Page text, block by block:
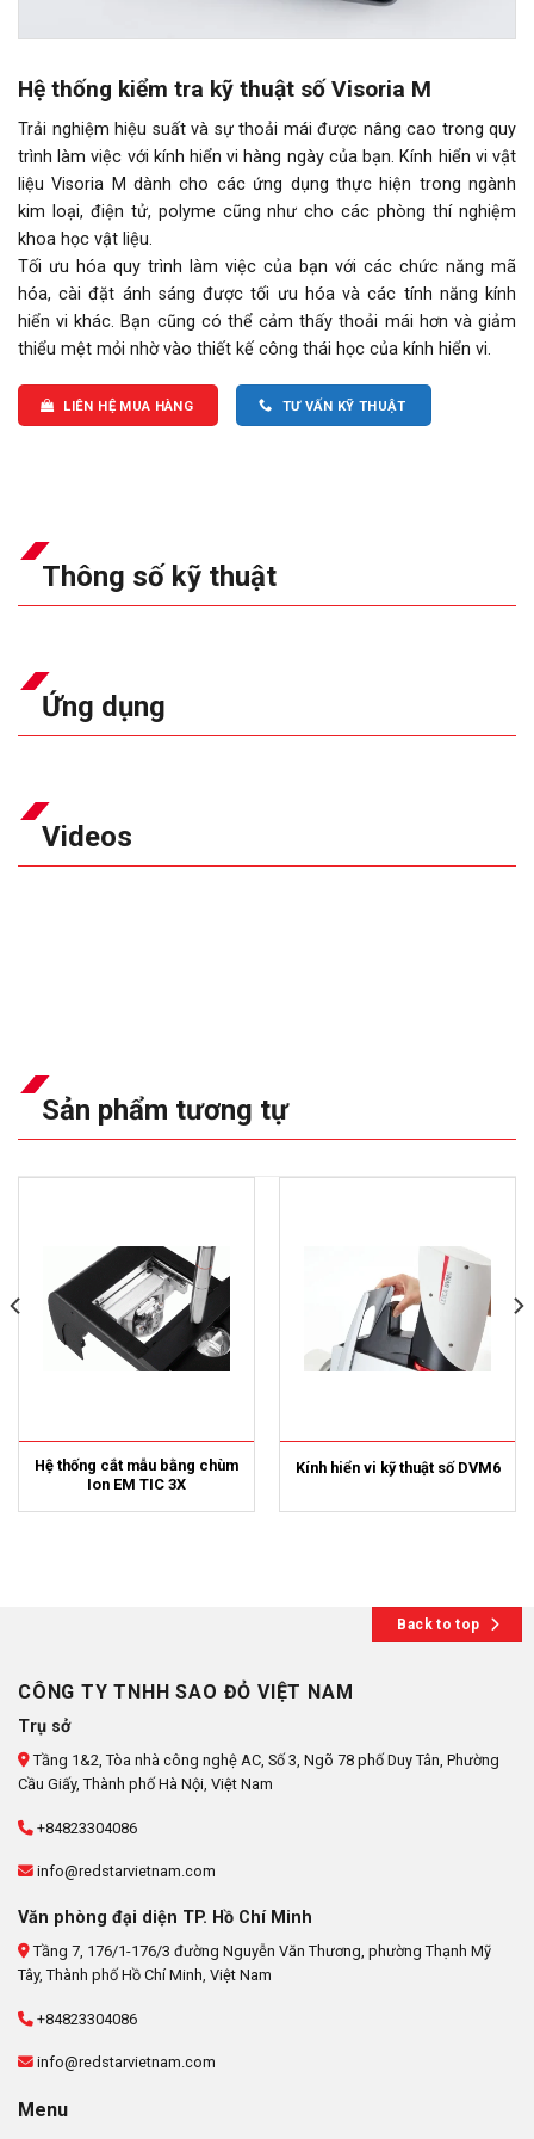
Hệ thống kiểm tra kỹ thuật số Visoria M
Trải nghiệm hiệu suất và sự thoải mái được nâng cao trong quy
trình làm việc với kính hiển vi hàng ngày của bạn. Kính hiển vi vật
liệu Visoria M dành cho các ứng dụng thực hiện trong ngành
kim loại, điện tử, polyme cũng như cho các phòng thí nghiệm
khoa học vật liệu.
Tối ưu hóa quy trình làm việc của bạn với các chức năng mã
hóa, cài đặt ánh sáng được tối ưu hóa và các tính năng kính
hiển vi khác. Bạn cũng có thể cảm thấy thoải mái hơn và giảm
thiểu mệt mỏi nhờ vào thiết kế công thái học của kính hiển vi.
LIÊN HỆ MUA HÀNG TƯ VẤN KỸ THUẬT
Thông số kỹ thuật
Ứng dụng
Videos
Sản phẩm tương tự
Hệ thống cắt mẫu bằng chùm
Ion EM TIC 3X
Kính hiển vi kỹ thuật số DVM6
Back to top
CÔNG TY TNHH SAO ĐỎ VIỆT NAM
Trụ sở
Tầng 1&2, Tòa nhà công nghệ AC, Số 3, Ngõ 78 phố Duy Tân, Phường
Cầu Giấy, Thành phố Hà Nội, Việt Nam
+84823304086
info@redstarvietnam.com
Văn phòng đại diện TP. Hồ Chí Minh
Tầng 7, 176/1-176/3 đường Nguyễn Văn Thương, phường Thạnh Mỹ
Tây, Thành phố Hồ Chí Minh, Việt Nam
+84823304086
info@redstarvietnam.com
Menu